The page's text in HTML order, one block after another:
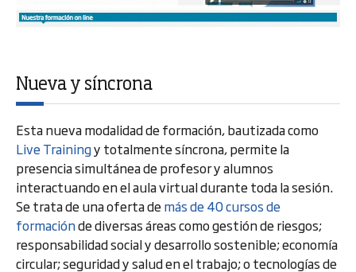
Nueva y síncrona
Esta nueva modalidad de formación, bautizada como
Live Trainingy totalmente síncrona, permite la
presencia simultánea de profesor y alumnos
interactuando en el aula virtual durante toda la sesión.
Se trata de una oferta demás de 40 cursos de
formaciónde diversas áreas como gestión de riesgos;
responsabilidad social y desarrollo sostenible; economía
circular; seguridad y salud en el trabajo; o tecnologías de